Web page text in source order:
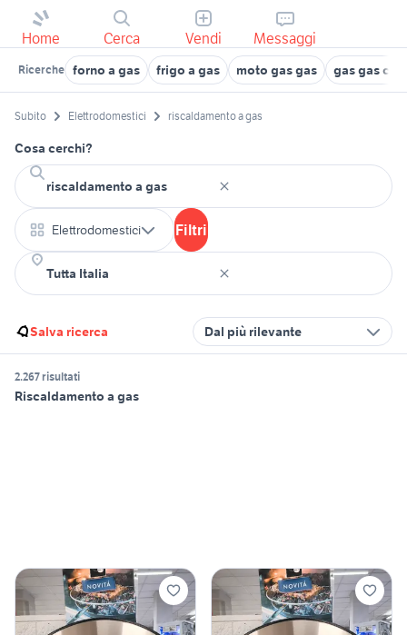
Home Cerca Vendi Messaggi
Ricerche forno a gas frigo a gas moto gas gas gas gas
Subito Elettrodomestici riscaldamento a gas
Cosa cerchi?
Elettrodomestici Filtri
Salva ricerca Dal più rilevante
2.267 risultati
Riscaldamento a gas